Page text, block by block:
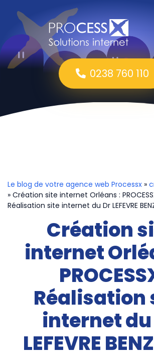
0238 760 110
Le blog de votre agence web Processx »
» Création site internet Orléans :
Réalisation site internet du Dr LEFEVRE
Création
internet
Réalisation
internet du
LEFEVRE